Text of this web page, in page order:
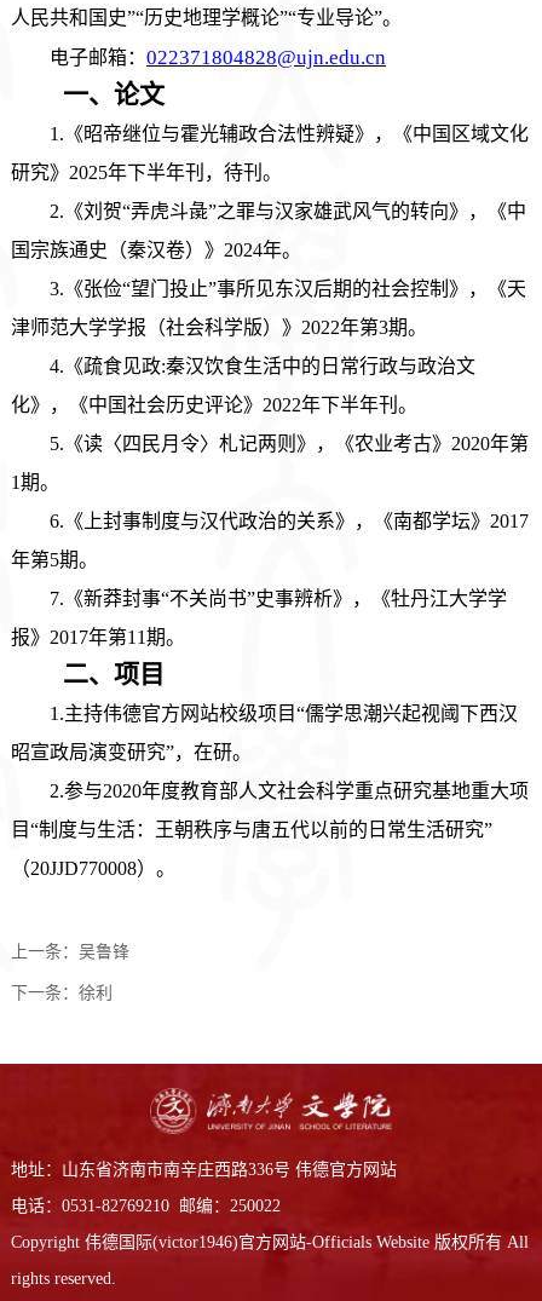
人民共和国史”“历史地理学概论”“专业导论”。
电子邮箱： 022371804828@ujn.edu.cn
一、论文
1.《昭帝继位与霍光辅政合法性辨疑》，《中国区域文化
研究》2025年下半年刊，待刊。
2.《刘贺“弄虎斗彘”之罪与汉家雄武风气的转向》，《中
国宗族通史（秦汉卷）》2024年。
3.《张俭“望门投止”事所见东汉后期的社会控制》，《天
津师范大学学报（社会科学版）》2022年第3期。
4.《疏食见政:秦汉饮食生活中的日常行政与政治文
化》，《中国社会历史评论》2022年下半年刊。
5.《读〈四民月令〉札记两则》，《农业考古》2020年第
1期。
6.《上封事制度与汉代政治的关系》，《南都学坛》2017
年第5期。
7.《新莽封事“不关尚书”史事辨析》，《牡丹江大学学
报》2017年第11期。
二、 项目
1.主持伟德官方网站校级项目“儒学思潮兴起视阈下西汉
昭宣政局演变研究”，在研。
2.参与2020年度教育部人文社会科学重点研究基地重大项
目“制度与生活：王朝秩序与唐五代以前的日常生活研究”
（20JJD770008）。
上一条： 吴鲁锋
下一条： 徐利
地址：山东省济南市南辛庄西路336号 伟德官方网站
电话：0531-82769210 邮编：250022
Copyright 伟德国际(victor1946)官方网站-Officials Website 版权所有 All
rights reserved.